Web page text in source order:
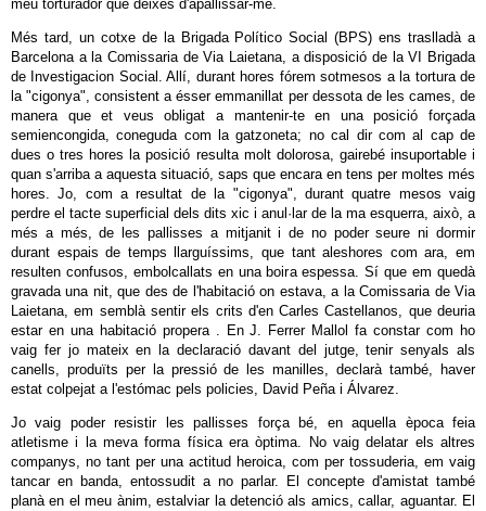
meu torturador que deixés d'apallissar-me.
Més tard, un cotxe de la Brigada Político Social (BPS) ens traslladà a
Barcelona a la Comissaria de Via Laietana, a disposició de la VI Brigada
de Investigacion Social. Allí, durant hores fórem sotmesos a la tortura de
la "cigonya", consistent a ésser emmanillat per dessota de les cames, de
manera que et veus obligat a mantenir-te en una posició forçada
semiencongida, coneguda com la gatzoneta; no cal dir com al cap de
dues o tres hores la posició resulta molt dolorosa, gairebé insuportable i
quan s'arriba a aquesta situació, saps que encara en tens per moltes més
hores. Jo, com a resultat de la "cigonya", durant quatre mesos vaig
perdre el tacte superficial dels dits xic i anul·lar de la ma esquerra, això, a
més a més, de les pallisses a mitjanit i de no poder seure ni dormir
durant espais de temps llarguíssims, que tant aleshores com ara, em
resulten confusos, embolcallats en una boira espessa. Sí que em quedà
gravada una nit, que des de l'habitació on estava, a la Comissaria de Via
Laietana, em semblà sentir els crits d'en Carles Castellanos, que deuria
estar en una habitació propera . En J. Ferrer Mallol fa constar com ho
vaig fer jo mateix en la declaració davant del jutge, tenir senyals als
canells, produïts per la pressió de les manilles, declarà també, haver
estat colpejat a l'estómac pels policies, David Peña i Álvarez.
Jo vaig poder resistir les pallisses força bé, en aquella època feia
atletisme i la meva forma física era òptima. No vaig delatar els altres
companys, no tant per una actitud heroica, com per tossuderia, em vaig
tancar en banda, entossudit a no parlar. El concepte d'amistat també
planà en el meu ànim, estalviar la detenció als amics, callar, aguantar. El